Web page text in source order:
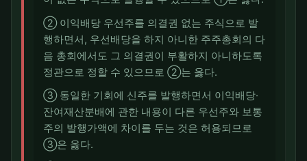
② 이익배당 우선주를 의결권 없는 주식으로 발
행하면서, 우선배당을 하지 아니한 주주총회의 다
음 총회에서도 그 의결권이 부활하지 아니하도록
정관으로 정할 수 있으므로 ②는 옳다.
③ 동일한 기회에 신주를 발행하면서 이익배당·
잔여재산분배에 관한 내용이 다른 우선주와 보통
주의 발행가액에 차이를 두는 것은 허용되므로
③은 옳다.